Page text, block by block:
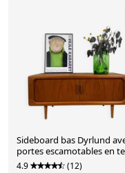
Sideboard bas Dyrlund
portes escamotables en
Danemark 1960
4.9 (12)